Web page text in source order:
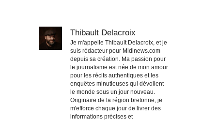
Thibault Delacroix
Je m'appelle Thibault Delacroix, et je
suis rédacteur pour Midinews.com
depuis sa création. Ma passion pour
le journalisme est née de mon amour
pour les récits authentiques et les
enquêtes minutieuses qui dévoilent
le monde sous un jour nouveau.
Originaire de la région bretonne, je
m'efforce chaque jour de livrer des
informations précises et